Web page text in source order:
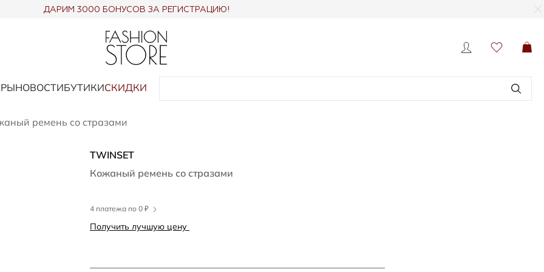
ДАРИМ 3000 БОНУСОВ ЗА РЕГИСТРАЦИЮ!
НОВОСТИБУТИКИСКИДКИ
ремень со стразами
TWINSET
Кожаный ремень со стразами
4 платежа по 0 ₽
Получить лучшую цену